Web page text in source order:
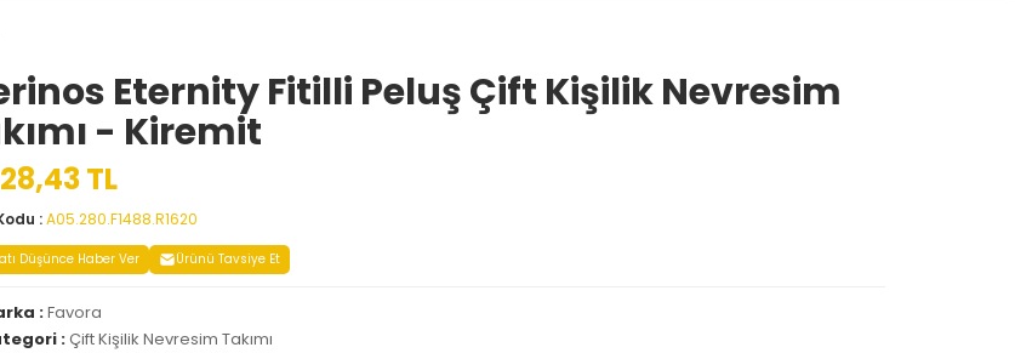
Eternity Fitilli Peluş Çift Kişilik Nevresim
- Kiremit
TL
:A05.280.F1488.R1620
Düşünce Haber Ver Ürünü Tavsiye Et
:Favora
:Çift Kişilik Nevresim Takımı